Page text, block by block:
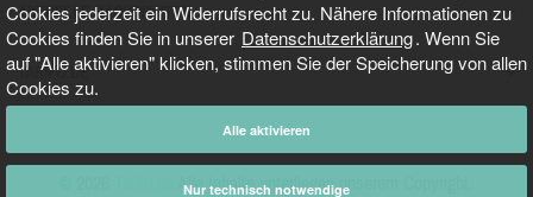
Cookies jederzeit ein Widerrufsrecht zu. Nähere Informationen zu
Cookies finden Sie in unserer Datenschutzerklärung. Wenn Sie
auf "Alle aktivieren" klicken, stimmen Sie der Speicherung von allen
Cookies zu.
Alle aktivieren
Nur technisch notwendige
AKTUELLE NACHRICHTEN
TARIFO.DE
Alle Inhalte unterliegen unserem Copyright.